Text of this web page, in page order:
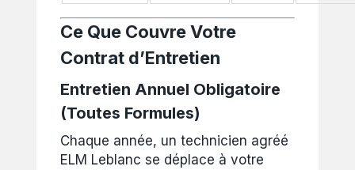
Ce Que Couvre Votre
Contrat d’Entretien
Entretien Annuel Obligatoire
(Toutes Formules)
Chaque année, un technicien agréé
ELM Leblanc se déplace à votre